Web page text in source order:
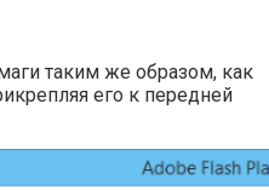
таким же образом, как
его к передней